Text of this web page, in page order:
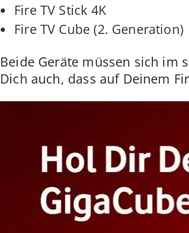
Fire TV Stick 4K
Fire TV Cube (2. Generation)
Beide Geräte müssen sich im
Dich auch, dass auf Deinem